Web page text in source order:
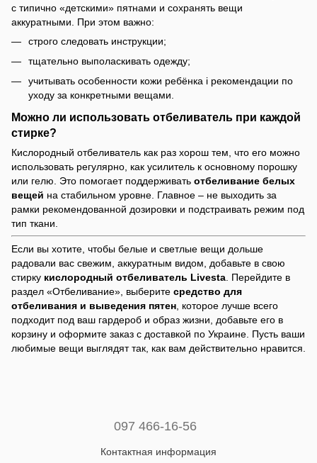
с типично «детскими» пятнами и сохранять вещи
аккуратными. При этом важно:
строго следовать инструкции;
тщательно выполаскивать одежду;
учитывать особенности кожи ребёнка і рекомендации по
уходу за конкретными вещами.
Можно ли использовать отбеливатель при каждой
стирке?
Кислородный отбеливатель как раз хорош тем, что его можно
использовать регулярно, как усилитель к основному порошку
или гелю. Это помогает поддерживать отбеливание белых
вещей на стабильном уровне. Главное – не выходить за
рамки рекомендованной дозировки и подстраивать режим под
тип ткани.
Если вы хотите, чтобы белые и светлые вещи дольше
радовали вас свежим, аккуратным видом, добавьте в свою
стирку кислородный отбеливатель Livesta. Перейдите в
раздел «Отбеливание», выберите средство для
отбеливания и выведения пятен, которое лучше всего
подходит под ваш гардероб и образ жизни, добавьте его в
корзину и оформите заказ с доставкой по Украине. Пусть ваши
любимые вещи выглядят так, как вам действительно нравится.
097 466-16-56
Контактная информация